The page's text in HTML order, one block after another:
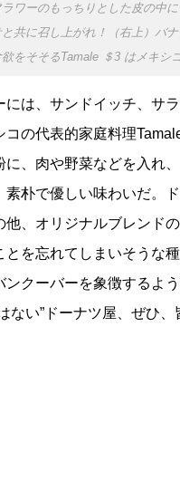
ワーのもっちりとした皮の中
共に召し上がれ！（右上）バ
をそそるTamale ＄3 はメキシ
には、サンドイッチ、サ
コの代表的家庭料理
に、肉や野菜などを入れ
素朴で優しい味わいだ。
、オリジナルブレンド
とを忘れてしまいそうな
クーバーを象徴するよう
ない”ドーナツ屋、ぜひ